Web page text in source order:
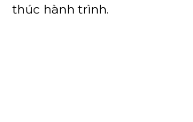
thúc hành trình.